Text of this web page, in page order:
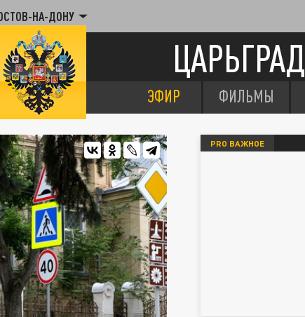
НА-ДОНУ
ЦАРЬГРАД
ЭФИР ФИЛЬМЫ
PRO ВАЖНОЕ